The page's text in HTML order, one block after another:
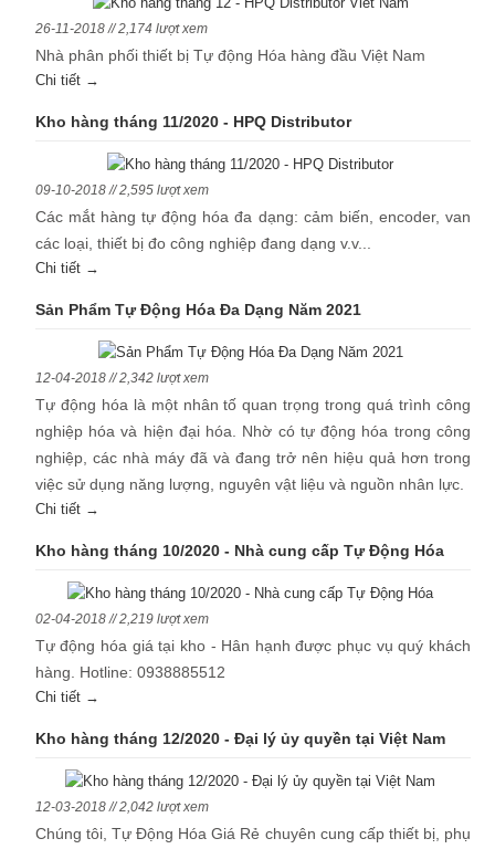
26-11-2018 // 2,174 lượt xem
Nhà phân phối thiết bị Tự động Hóa hàng đầu Việt Nam
Chi tiết →
Kho hàng tháng 11/2020 - HPQ Distributor
09-10-2018 // 2,595 lượt xem
Các mắt hàng tự động hóa đa dạng: cảm biến, encoder, van
các loại, thiết bị đo công nghiệp đang dạng v.v...
Chi tiết →
Sản Phẩm Tự Động Hóa Đa Dạng Năm 2021
12-04-2018 // 2,342 lượt xem
Tự động hóa là một nhân tố quan trọng trong quá trình công
nghiệp hóa và hiện đại hóa. Nhờ có tự động hóa trong công
nghiệp, các nhà máy đã và đang trở nên hiệu quả hơn trong
việc sử dụng năng lượng, nguyên vật liệu và nguồn nhân lực.
Chi tiết →
Kho hàng tháng 10/2020 - Nhà cung cấp Tự Động Hóa
02-04-2018 // 2,219 lượt xem
Tự động hóa giá tại kho - Hân hạnh được phục vụ quý khách
hàng. Hotline: 0938885512
Chi tiết →
Kho hàng tháng 12/2020 - Đại lý ủy quyền tại Việt Nam
12-03-2018 // 2,042 lượt xem
Chúng tôi, Tự Động Hóa Giá Rẻ chuyên cung cấp thiết bị, phụ